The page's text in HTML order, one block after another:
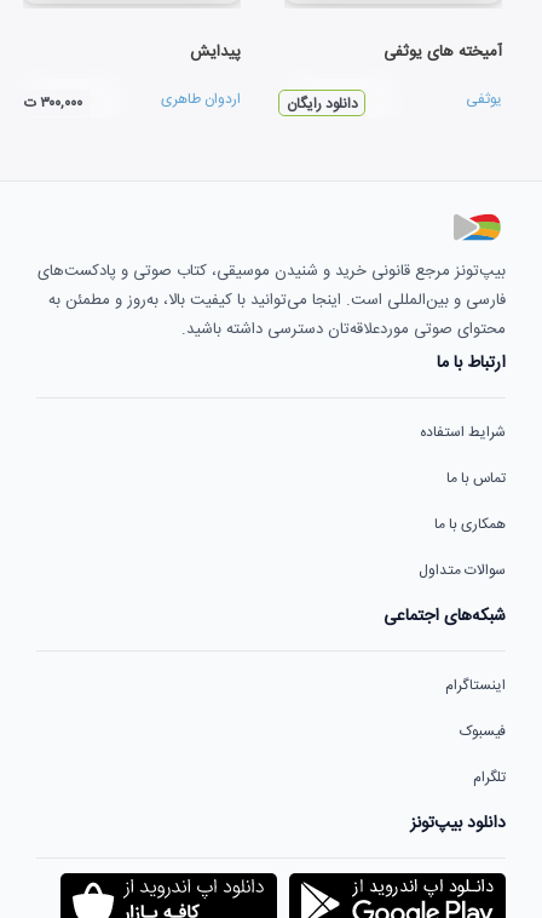
آمیخته های یوثفی
یوثفی دانلود رایگان
پیدایش
اردوان طاهری ۳۰۰,۰۰۰ ت
بیپ‌تونز مرجع قانونی خرید و شنیدن موسیقی، کتاب صوتی و پادکست‌های
فارسی و بین‌المللی است. اینجا می‌توانید با کیفیت بالا، به‌روز و مطمئن به
محتوای صوتی موردعلاقه‌تان دسترسی داشته باشید.
ارتباط با ما
شرایط استفاده
تماس با ما
همکاری با ما
سوالات متداول
شبکه‌های اجتماعی
اینستاگرام
فیسبوک
تلگرام
دانلود بیپ‌تونز